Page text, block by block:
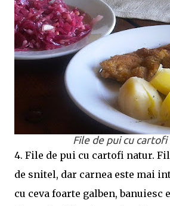
File de pui cu
4. File de pui cu cartofi natur.
de snitel, dar carnea este mai
cu ceva foarte galben, banuiesc